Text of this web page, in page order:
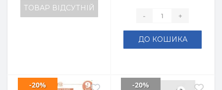
ТОВАР ВІДСУТНІЙ
- +
ДО КОШИКА
-20% -20%